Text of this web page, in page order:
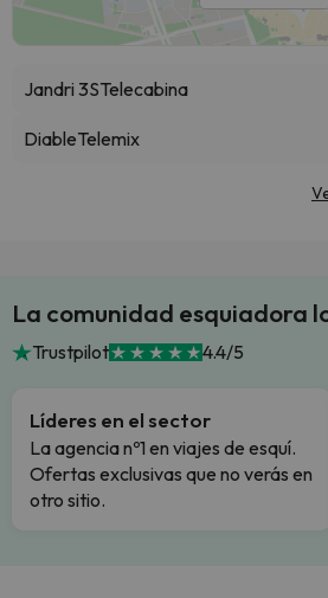
Jandri 3STelecabina
DiableTelemix
La comunidad esquiadora
Trustpilot 4.4/5
Líderes en el sector
La agencia nº1 en viajes de esquí.
Ofertas exclusivas que no verás en
otro sitio.